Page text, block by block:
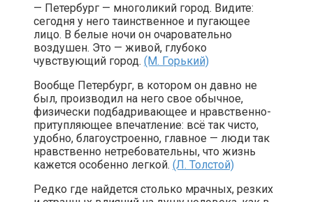
— Петербург — многоликий город. Видите:
сегодня у него таинственное и пугающее
лицо. В белые ночи он очаровательно
воздушен. Это — живой, глубоко
чувствующий город. (М. Горький)
Вообще Петербург, в котором он давно не
был, производил на него свое обычное,
физически подбадривающее и нравственно-
притупляющее впечатление: всё так чисто,
удобно, благоустроенно, главное — люди так
нравственно нетребовательны, что жизнь
кажется особенно легкой. (Л. Толстой)
Редко где найдется столько мрачных, резких